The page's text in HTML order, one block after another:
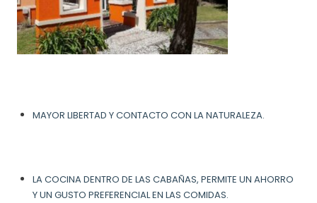
MAYOR LIBERTAD Y CONTACTO CON LA NATURALEZA.
LA COCINA DENTRO DE LAS CABAÑAS, PERMITE UN AHORRO
Y UN GUSTO PREFERENCIAL EN LAS COMIDAS.